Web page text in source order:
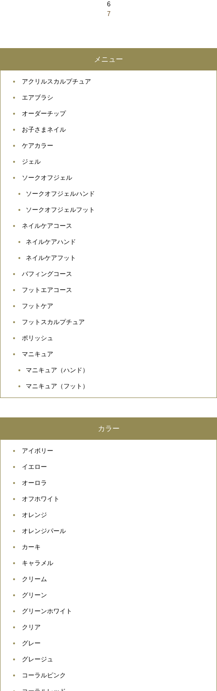
6
7
メニュー
アクリルスカルプチュア
エアブラシ
オーダーチップ
お子さまネイル
ケアカラー
ジェル
ソークオフジェル
ソークオフジェルハンド
ソークオフジェルフット
ネイルケアコース
ネイルケアハンド
ネイルケアフット
バフィングコース
フットエアコース
フットケア
フットスカルプチュア
ポリッシュ
マニキュア
マニキュア（ハンド）
マニキュア（フット）
カラー
アイボリー
イエロー
オーロラ
オフホワイト
オレンジ
オレンジパール
カーキ
キャラメル
クリーム
グリーン
グリーンホワイト
クリア
グレー
グレージュ
コーラルピンク